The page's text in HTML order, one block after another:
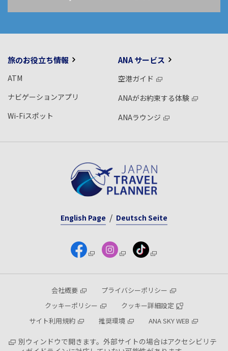
旅のお役立ち情報
ATM
ナビゲーションアプリ
Wi-Fiスポット
ANA サービス
空港ガイド
ANAがお約束する体験
ANAラウンジ
English Page Deutsch Seite
会社概要
プライバシーポリシー
クッキーポリシー
クッキー詳細設定
サイト利用規約
推奨環境 ANA SKY WEB
別ウィンドウで開きます。外部サイトの場合はアクセシビリテ